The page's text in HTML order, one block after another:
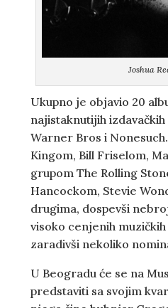
Joshua
Ukupno je objavio 20
najistaknutijih izdavačkih
Warner Bros i
Kingom, Bill Friselom,
grupom The Rolling
Hancockom, Stevie
drugima, dospevši
visoko cenjenih
zaradivši nekoliko
U Beogradu će se na
predstaviti sa svojim